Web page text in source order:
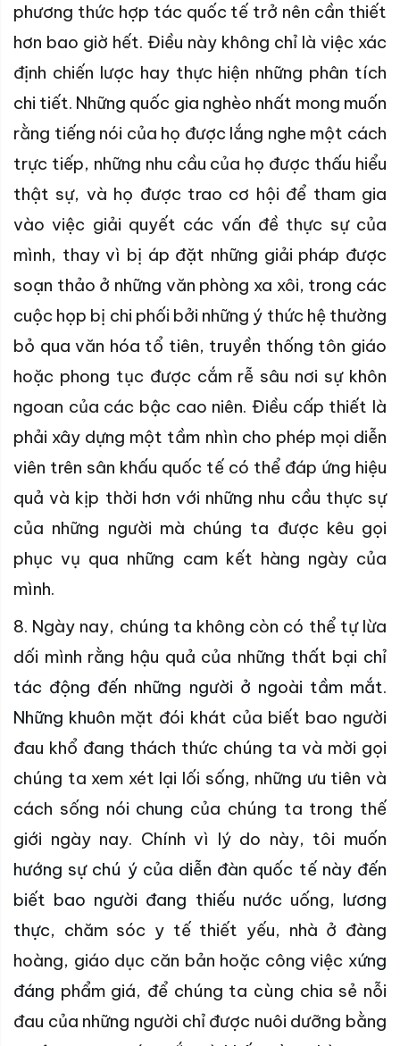
phương thức hợp tác quốc tế trở nên cần thiết
hơn bao giờ hết. Điều này không chỉ là việc xác
định chiến lược hay thực hiện những phân tích
chi tiết. Những quốc gia nghèo nhất mong muốn
rằng tiếng nói của họ được lắng nghe một cách
trực tiếp, những nhu cầu của họ được thấu hiểu
thật sự, và họ được trao cơ hội để tham gia
vào việc giải quyết các vấn đề thực sự của
mình, thay vì bị áp đặt những giải pháp được
soạn thảo ở những văn phòng xa xôi, trong các
cuộc họp bị chi phối bởi những ý thức hệ thường
bỏ qua văn hóa tổ tiên, truyền thống tôn giáo
hoặc phong tục được cắm rễ sâu nơi sự khôn
ngoan của các bậc cao niên. Điều cấp thiết là
phải xây dựng một tầm nhìn cho phép mọi diễn
viên trên sân khấu quốc tế có thể đáp ứng hiệu
quả và kịp thời hơn với những nhu cầu thực sự
của những người mà chúng ta được kêu gọi
phục vụ qua những cam kết hàng ngày của
mình.
8. Ngày nay, chúng ta không còn có thể tự lừa
dối mình rằng hậu quả của những thất bại chỉ
tác động đến những người ở ngoài tầm mắt.
Những khuôn mặt đói khát của biết bao người
đau khổ đang thách thức chúng ta và mời gọi
chúng ta xem xét lại lối sống, những ưu tiên và
cách sống nói chung của chúng ta trong thế
giới ngày nay. Chính vì lý do này, tôi muốn
hướng sự chú ý của diễn đàn quốc tế này đến
biết bao người đang thiếu nước uống, lương
thực, chăm sóc y tế thiết yếu, nhà ở đàng
hoàng, giáo dục căn bản hoặc công việc xứng
đáng phẩm giá, để chúng ta cùng chia sẻ nỗi
đau của những người chỉ được nuôi dưỡng bằng